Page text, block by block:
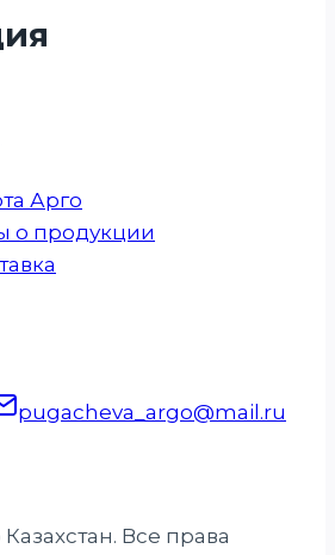
Арго
о продукции
pugacheva_argo@mail.ru
Все права